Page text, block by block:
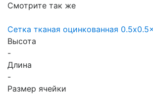
Смотрите так же
Сетка тканая оцинкованная
Высота
-
Длина
-
Размер ячейки